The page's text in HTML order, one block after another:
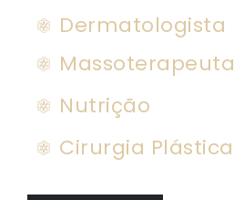
Dermatologista
Massoterapeuta
Nutrição
Cirurgia Plástica